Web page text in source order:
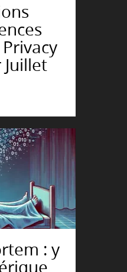
Juillet
: y